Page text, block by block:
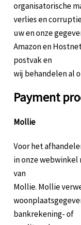
organisatorische
verlies en
uw en onze
Amazon en
postvak en
wij behandelen al
Payment
Mollie
Voor het
in onze
van
Mollie. Mollie
bankrekening- of